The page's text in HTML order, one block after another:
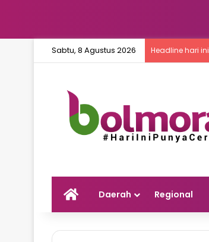
Sabtu, 8 Agustus 2026 Headline hari ini
HomeDaerah Regional